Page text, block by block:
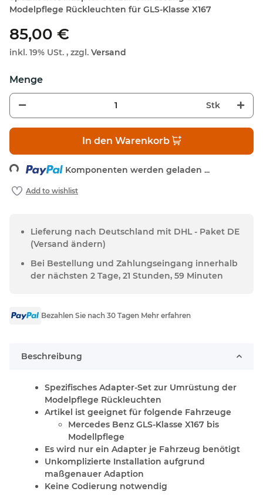
Modelpflege Rückleuchten für GLS-Klasse X167
85,00 €
inkl. 19% USt. , zzgl. Versand
Stk
In den Warenkorb
Komponenten werden geladen ...
Lieferung nach Deutschland mit DHL - Paket DE
(Versand ändern)
Bei Bestellung und Zahlungseingang innerhalb
der nächsten 2 Tage, 21 Stunden, 59 Minuten
Bezahlen Sie nach 30 Tagen Mehr erfahren
Beschreibung
Spezifisches Adapter-Set zur Umrüstung der
Modelpflege Rückleuchten
Artikel ist geeignet für folgende Fahrzeuge
Mercedes Benz GLS-Klasse X167 bis
Modellpflege
Es wird nur ein Adapter je Fahrzeug benötigt
Unkomplizierte Installation aufgrund
maßgenauer Adaption
Keine Codierung notwendig